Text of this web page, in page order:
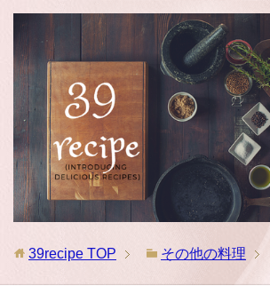
39recipe TOP その他の料理